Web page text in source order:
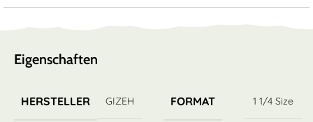
Eigenschaften
HERSTELLER GIZEH FORMAT 1 1/4 Size